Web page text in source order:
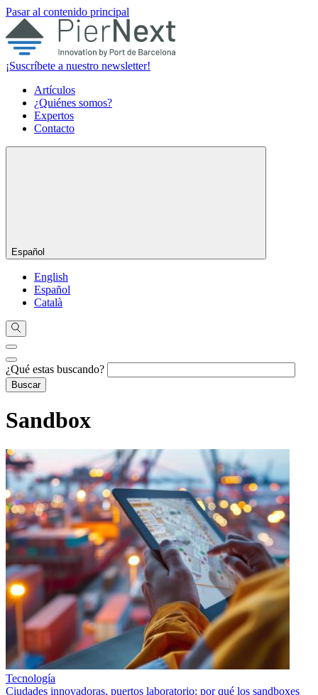
Pasar al contenido principal
¡Suscríbete a nuestro newsletter!
Artículos
¿Quiénes somos?
Expertos
Contacto
Español
English
Español
Català
¿Qué estas buscando?
Sandbox
Tecnología
Ciudades innovadoras, puertos laboratorio: por qué los sandboxes